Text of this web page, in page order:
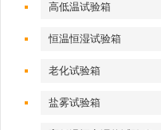
高低温试验箱
恒温恒湿试验箱
老化试验箱
盐雾试验箱